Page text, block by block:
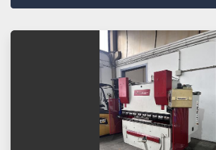
Tutte le categorie
Ordina per